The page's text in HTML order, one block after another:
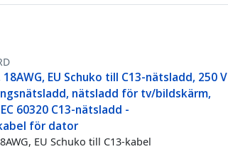
EU Schuko till C13-nätsladd, 250 V
nätsladd för tv/bildskärm,
60320 C13-nätsladd -
för dator
EU Schuko till C13-kabel